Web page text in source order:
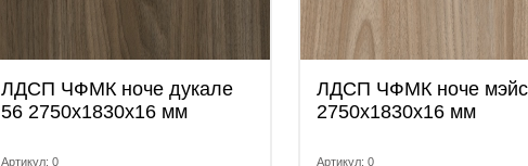
ЛДСП ЧФМК ноче дукале
56 2750x1830x16 мм
Артикул: 0
ЛДСП ЧФМК ноче
2750x1830x16 мм
Артикул: 0